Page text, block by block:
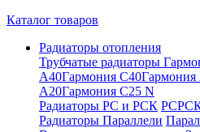
Каталог товаров
Радиаторы отопления
Трубчатые радиаторы
А40Гармония С40
А20Гармония С25 N
Радиаторы РС и РСК РС
Радиаторы Параллели